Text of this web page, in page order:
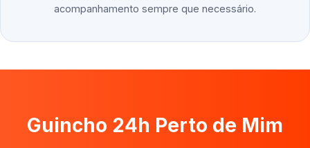
acompanhamento sempre que necessário.
Guincho 24h Perto de Mim